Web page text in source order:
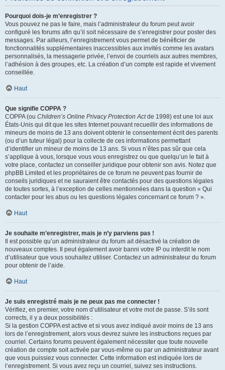
Pourquoi dois-je m’enregistrer ?
Vous pouvez ne pas le faire, mais l’administrateur du forum peut avoir
configuré les forums afin qu’il soit nécessaire de s’enregistrer pour poster des
messages. Par ailleurs, l’enregistrement vous permet de bénéficier de
fonctionnalités supplémentaires inaccessibles aux invités comme les avatars
personnalisés, la messagerie privée, l’envoi de courriels aux autres membres,
l’adhésion à des groupes, etc. La création d’un compte est rapide et vivement
conseillée.
Haut
Que signifie COPPA ?
COPPA (ou Children’s Online Privacy Protection Actde 1998) est une loi aux
États-Unis qui dit que les sites Internet pouvant recueillir des informations de
mineurs de moins de 13 ans doivent obtenir le consentement écrit des parents
(ou d’un tuteur légal) pour la collecte de ces informations permettant
d’identifier un mineur de moins de 13 ans. Si vous n’êtes pas sûr que cela
s’applique à vous, lorsque vous vous enregistrez ou que quelqu’un le fait à
votre place, contactez un conseiller juridique pour obtenir son avis. Notez que
phpBB Limited et les propriétaires de ce forum ne peuvent pas fournir de
conseils juridiques et ne sauraient être contactés pour des questions légales
de toutes sortes, à l’exception de celles mentionnées dans la question « Qui
contacter pour les abus ou les questions légales concernant ce forum ? ».
Haut
Je souhaite m’enregistrer, mais je n’y parviens pas !
Il est possible qu’un administrateur du forum ait désactivé la création de
nouveaux comptes. Il peut également avoir banni votre IP ou interdit le nom
d’utilisateur que vous souhaitez utiliser. Contactez un administrateur du forum
pour obtenir de l’aide.
Haut
Je suis enregistré mais je ne peux pas me connecter !
Vérifiez, en premier, votre nom d’utilisateur et votre mot de passe. S’ils sont
corrects, il y a deux possibilités :
Si la gestion COPPA est active et si vous avez indiqué avoir moins de 13 ans
lors de l’enregistrement, alors vous devrez suivre les instructions reçues par
courriel. Certains forums peuvent également nécessiter que toute nouvelle
création de compte soit activée par vous-même ou par un administrateur avant
que vous puissiez vous connecter. Cette information est indiquée lors de
l’enregistrement. Si vous avez reçu un courriel, suivez ses instructions.